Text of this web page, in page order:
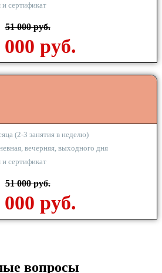
сертификат
51 000 руб.
000 руб.
(2-3 занятия в неделю)
вечерняя, выходного дня
сертификат
51 000 руб.
000 руб.
вопросы